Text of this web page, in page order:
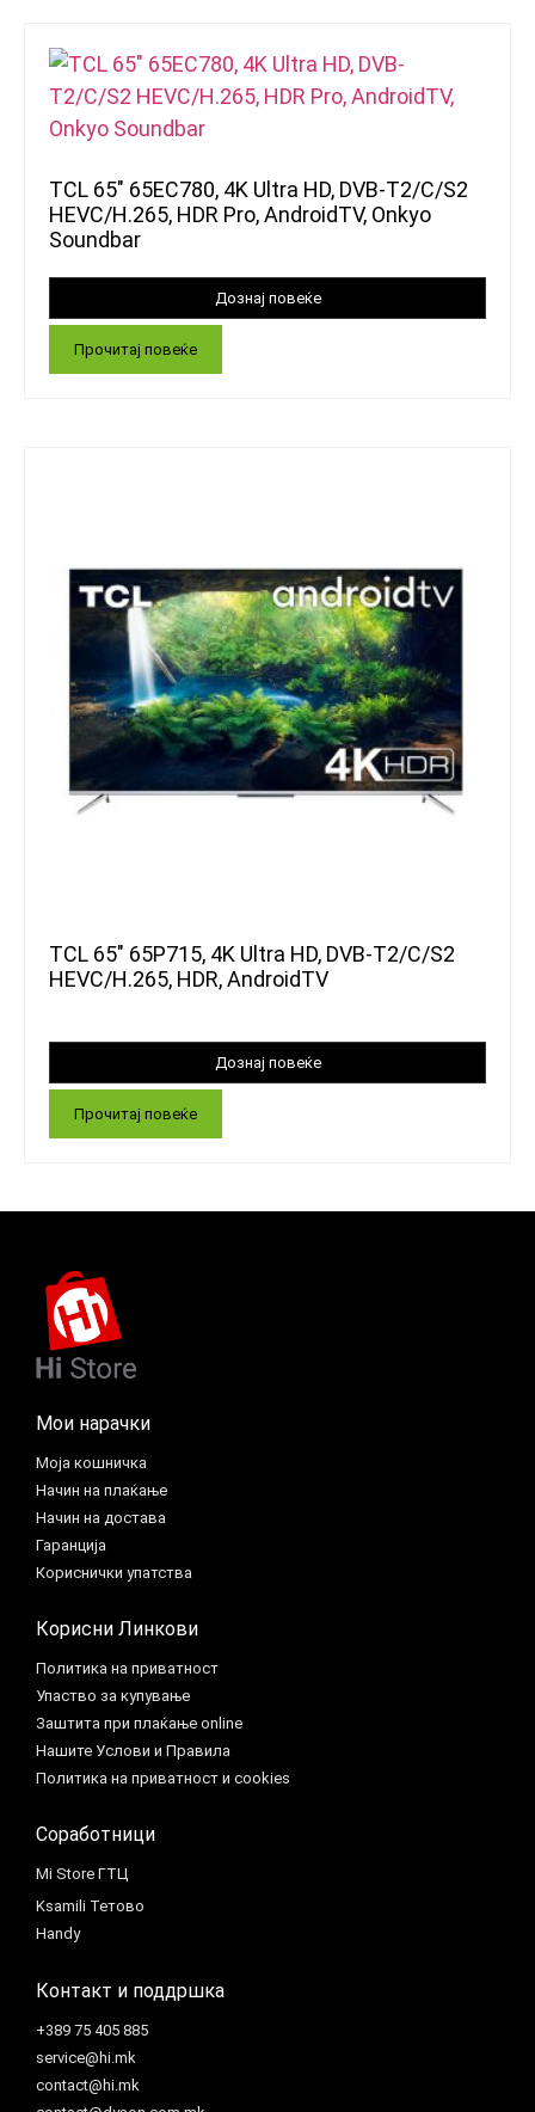
TCL 65″ 65EC780, 4K Ultra HD, DVB-T2/C/S2
HEVC/H.265, HDR Pro, AndroidTV, Onkyo
Soundbar
Прочитај повеќе
TCL 65″ 65P715, 4K Ultra HD, DVB-T2/C/S2
HEVC/H.265, HDR, AndroidTV
Прочитај повеќе
Мои нарачки
Моја кошничка
Начин на плаќање
Начин на достава
Гаранција
Кориснички упатства
Корисни Линкови
Политика на приватност
Упаство за купување
Заштита при плаќање online
Нашите Услови и Правила
Политика на приватност и cookies
Соработници
Mi Store ГТЦ
Ksamili Тетово
Handy
Контакт и поддршка
+389 75 405 885
service@hi.mk
contact@hi.mk